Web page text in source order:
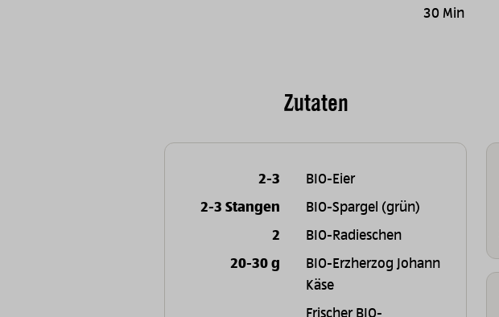
30 Min
Zutaten
2-3
BIO-Eier
2-3 Stangen
BIO-Spargel (grün)
2
BIO-Radieschen
20-30 g
BIO-Erzherzog Johann
Käse
Frischer BIO-